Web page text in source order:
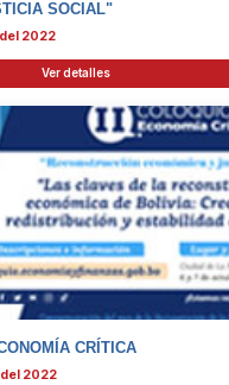
SOCIAL"
2022
Ver detalles
CRÍTICA
2022